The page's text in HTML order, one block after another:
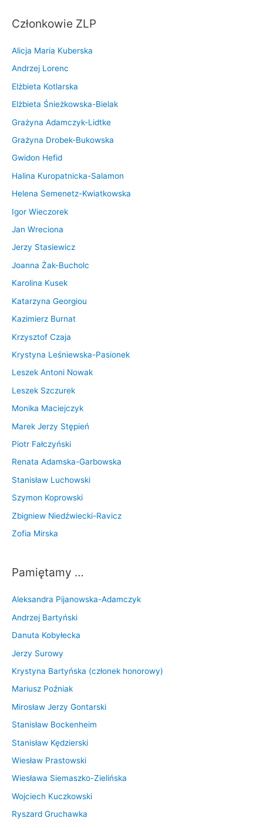
Członkowie ZLP
Alicja Maria Kuberska
Andrzej Lorenc
Elżbieta Kotlarska
Elżbieta Śnieżkowska-Bielak
Grażyna Adamczyk-Lidtke
Grażyna Drobek-Bukowska
Gwidon Hefid
Halina Kuropatnicka-Salamon
Helena Semenetz-Kwiatkowska
Igor Wieczorek
Jan Wreciona
Jerzy Stasiewicz
Joanna Żak-Bucholc
Karolina Kusek
Katarzyna Georgiou
Kazimierz Burnat
Krzysztof Czaja
Krystyna Leśniewska-Pasionek
Leszek Antoni Nowak
Leszek Szczurek
Monika Maciejczyk
Marek Jerzy Stępień
Piotr Fałczyński
Renata Adamska-Garbowska
Stanisław Luchowski
Szymon Koprowski
Zbigniew Niedźwiecki-Ravicz
Zofia Mirska
Pamiętamy …
Aleksandra Pijanowska-Adamczyk
Andrzej Bartyński
Danuta Kobyłecka
Jerzy Surowy
Krystyna Bartyńska (członek honorowy)
Mariusz Poźniak
Mirosław Jerzy Gontarski
Stanisław Bockenheim
Stanisław Kędzierski
Wiesław Prastowski
Wiesława Siemaszko-Zielińska
Wojciech Kuczkowski
Ryszard Gruchawka